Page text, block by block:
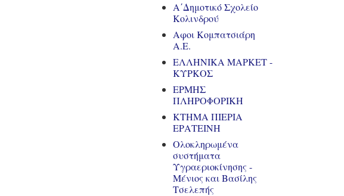
Α΄Δημοτικό Σχολείο
Κολινδρού
Αφοι Κομπατσιάρη
Α.Ε.
ΕΛΛΗΝΙΚΑ ΜΑΡΚΕΤ -
ΚΥΡΚΟΣ
ΕΡΜΗΣ
ΠΛΗΡΟΦΟΡΙΚΗ
ΚΤΗΜΑ ΠΙΕΡΙΑ
ΕΡΑΤΕΙΝΗ
Ολοκληρωμένα
συστήματα
Υγραεριοκίνησης -
Μένιος και Βασίλης
Τσελεπής